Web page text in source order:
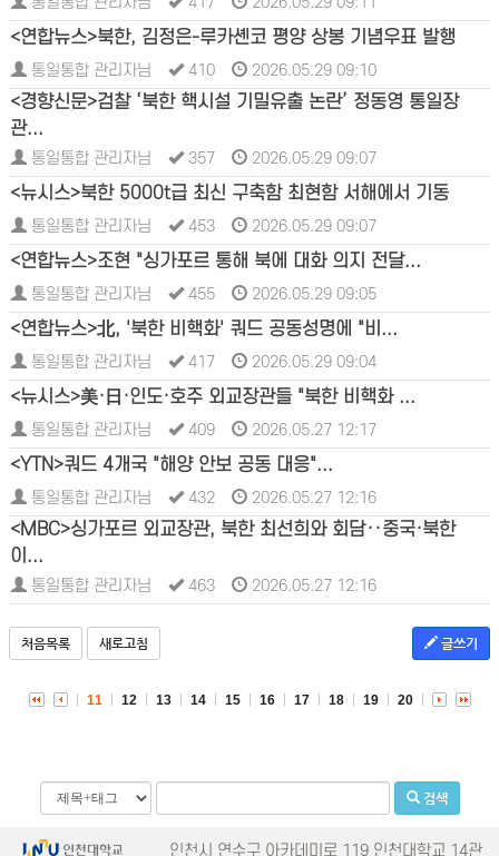
<연합뉴스>북한, 김정은-루카셴코 평양 상봉 기념우표 발행
통일통합 관리자님 410 2026.05.29 09:10
<경향신문>검찰 ‘북한 핵시설 기밀유출 논란’ 정동영 통일장
관...
통일통합 관리자님 357 2026.05.29 09:07
<뉴시스>북한 5000t급 최신 구축함 최현함 서해에서 기동
통일통합 관리자님 453 2026.05.29 09:07
<연합뉴스>조현 "싱가포르 통해 북에 대화 의지 전달...
통일통합 관리자님 455 2026.05.29 09:05
<연합뉴스>北, '북한 비핵화' 쿼드 공동성명에 "비...
통일통합 관리자님 417 2026.05.29 09:04
<뉴시스>美·日·인도·호주 외교장관들 "북한 비핵화 ...
통일통합 관리자님 409 2026.05.27 12:17
<YTN>쿼드 4개국 "해양 안보 공동 대응"...
통일통합 관리자님 432 2026.05.27 12:16
<MBC>싱가포르 외교장관, 북한 최선희와 회담‥중국·북한
이...
통일통합 관리자님 463 2026.05.27 12:16
처음목록 새로고침 글쓰기
11 12 13 14 15 16 17 18 19 20
검색
인천시 연수구 아카데미로 119 인천대학교 14관